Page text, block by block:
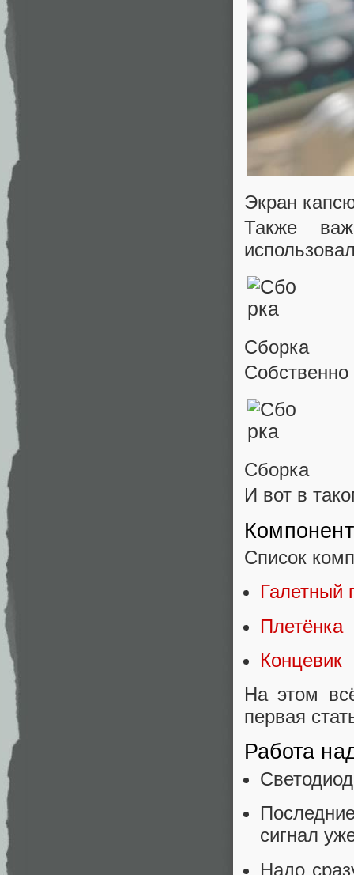
Экран
Также
Сборка
Сборка
И вот в
Список
Галетный
Плетёнка
Концевик
На этом
первая
Работа
сигнал
Надо